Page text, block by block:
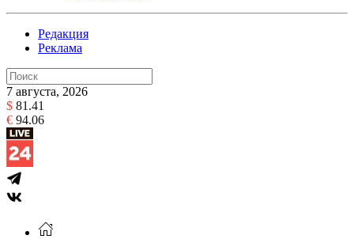
Редакция
Реклама
7 августа, 2026
$ 81.41
€ 94.06